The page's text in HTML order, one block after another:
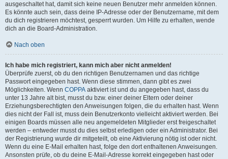
ausgeschaltet hat, damit sich keine neuen Benutzer mehr anmelden können.
Es könnte auch sein, dass deine IP-Adresse oder der Benutzername, mit dem
du dich registrieren möchtest, gesperrt wurden. Um Hilfe zu erhalten, wende
dich an die Board-Administration.
Nach oben
Ich habe mich registriert, kann mich aber nicht anmelden!
Überprüfe zuerst, ob du den richtigen Benutzernamen und das richtige
Passwort eingegeben hast. Wenn diese stimmen, dann gibt es zwei
Möglichkeiten. Wenn COPPA aktiviert ist und du angegeben hast, dass du
unter 13 Jahre alt bist, musst du bzw. einer deiner Eltern oder deiner
Erziehungsberechtigten den Anweisungen folgen, die du erhalten hast. Wenn
dies nicht der Fall ist, muss dein Benutzerkonto vielleicht aktiviert werden. Bei
einigen Boards müssen alle neu angemeldeten Mitglieder erst freigeschaltet
werden – entweder musst du dies selbst erledigen oder ein Administrator. Bei
der Registrierung wurde dir mitgeteilt, ob eine Aktivierung nötig ist oder nicht.
Wenn du eine E-Mail erhalten hast, folge den dort enthaltenen Anweisungen.
Ansonsten prüfe, ob du deine E-Mail-Adresse korrekt eingegeben hast oder